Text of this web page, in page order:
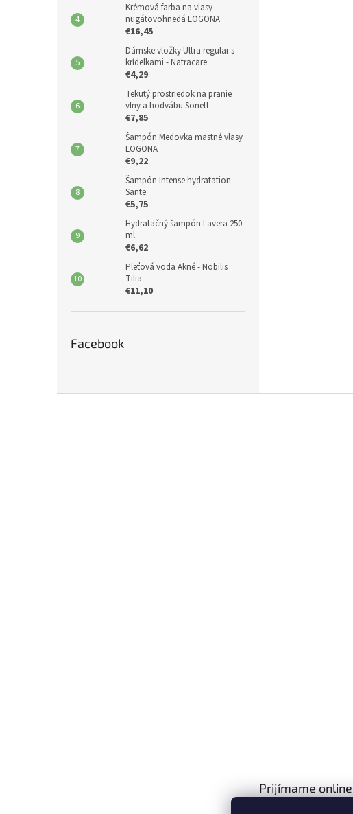
Krémová farba na vlasy
nugátovohnedá LOGONA
€16,45
Dámske vložky Ultra regular s
krídelkami - Natracare
€4,29
Tekutý prostriedok na pranie
vlny a hodvábu Sonett
€7,85
Šampón Medovka mastné vlasy
LOGONA
€9,22
Šampón Intense hydratation
Sante
€5,75
Hydratačný šampón Lavera 250
ml
€6,62
Pleťová voda Akné - Nobilis
Tilia
€11,10
Facebook
Prijímame online
platby